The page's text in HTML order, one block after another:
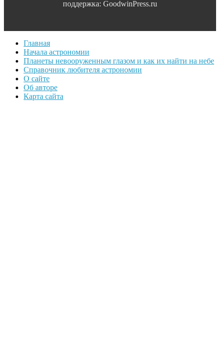
поддержка: GoodwinPress.ru
Главная
Начала астрономии
Планеты невооруженным глазом и как их найти на небе
Справочник любителя астрономии
О сайте
Об авторе
Карта сайта